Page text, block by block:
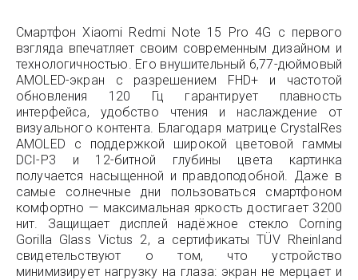
Смартфон Xiaomi Redmi Note 15 Pro 4G с первого
взгляда впечатляет своим современным дизайном и
технологичностью. Его внушительный 6,77-дюймовый
AMOLED-экран с разрешением FHD+ и частотой
обновления 120 Гц гарантирует плавность
интерфейса, удобство чтения и наслаждение от
визуального контента. Благодаря матрице CrystalRes
AMOLED с поддержкой широкой цветовой гаммы
DCI-P3 и 12-битной глубины цвета картинка
получается насыщенной и правдоподобной. Даже в
самые солнечные дни пользоваться смартфоном
комфортно — максимальная яркость достигает 3200
нит. Защищает дисплей надёжное стекло Corning
Gorilla Glass Victus 2, а сертификаты TÜV Rheinland
свидетельствуют о том, что устройство
минимизирует нагрузку на глаза: экран не мерцает и